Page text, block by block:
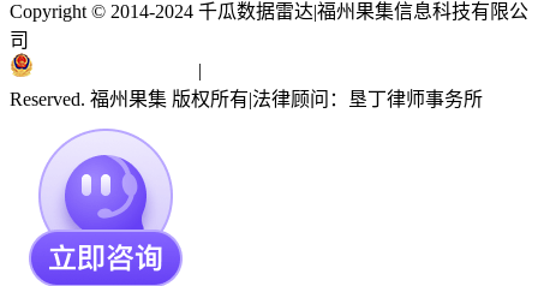
Copyright © 2014-2024 千瓜数据雷达|福州果集信息科技有限公
司
|
Reserved. 福州果集 版权所有|法律顾问：垦丁律师事务所